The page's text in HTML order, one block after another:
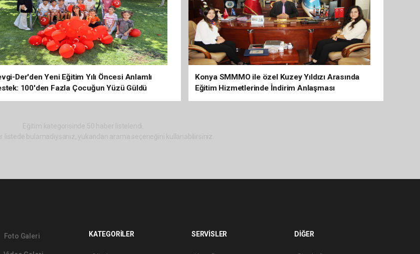
Der'den Yeni Eğitim Yılı Öncesi Anlamlı
100'den Fazla Çocuğun Yüzü Güldü
Konya SMMMO ile özel Kuzey Yıldızı Arasında
Eğitim Hizmetlerinde İndirim Anlaşması
Eğitim kategorisinde 50 haber listelendi.
listede bulamadıysanız, yukarıdan arama seçeneğini kullanabilirsiniz.
Foto Galeri KATEGORİLER SERVİSLER DİĞER